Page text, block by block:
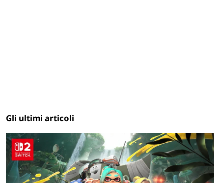
Gli ultimi articoli